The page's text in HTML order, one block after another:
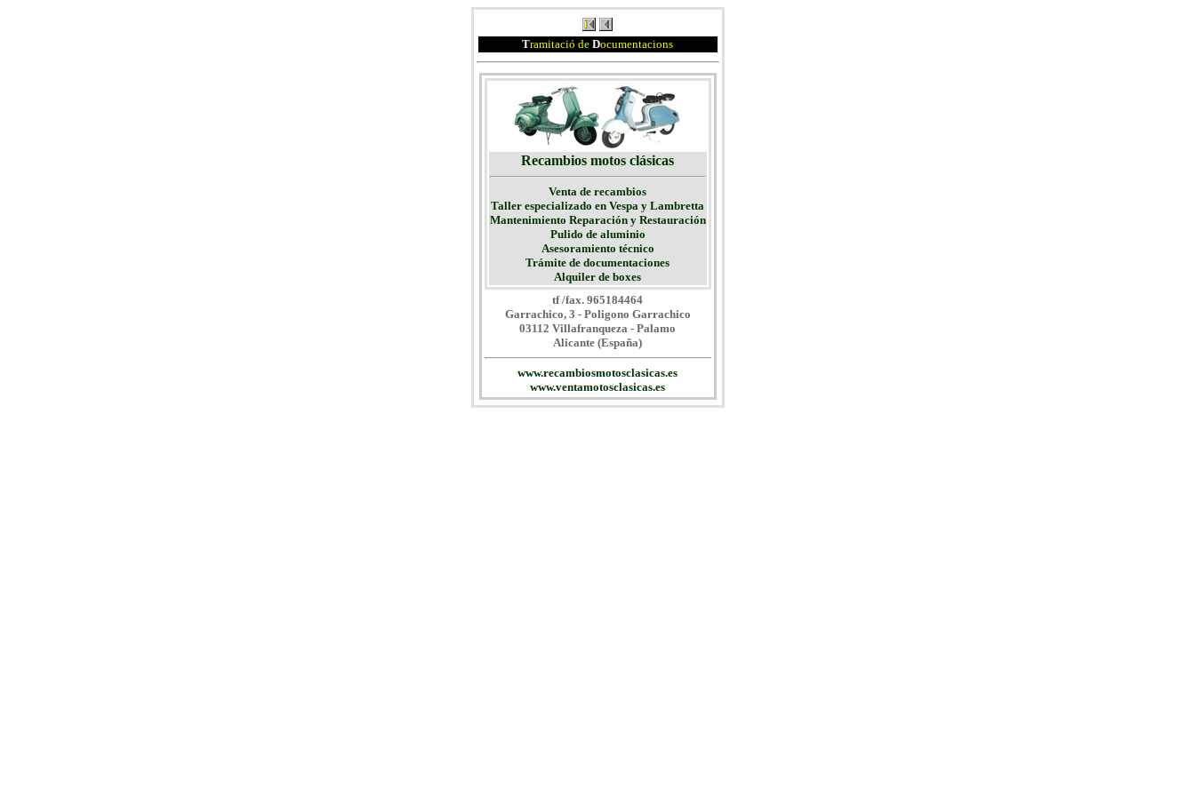
Tramitació de Documentacions
Recambios motos clásicas
Venta de recambios
Taller especializado en Vespa y Lambretta
Mantenimiento Reparación y Restauración
Pulido de aluminio
Asesoramiento técnico
Trámite de documentaciones
Alquiler de boxes
tf /fax. 965184464
Garrachico, 3 - Poligono Garrachico
03112 Villafranqueza - Palamo
Alicante (España)
www.recambiosmotosclasicas.es
www.ventamotosclasicas.es